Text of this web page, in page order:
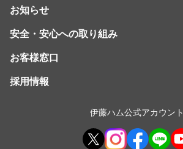
お知らせ
安全・安心への取り組み
お客様窓口
採用情報
伊藤ハム公式アカウント